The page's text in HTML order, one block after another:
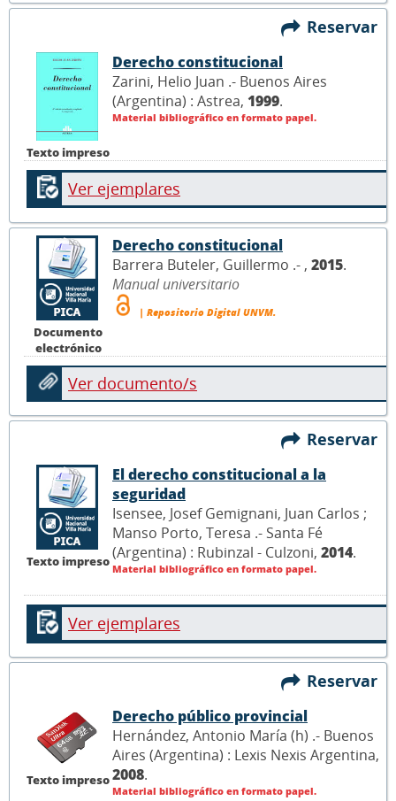
Reservar
Texto impreso
Derecho constitucional
Zarini, Helio Juan .- Buenos Aires
(Argentina) : Astrea, 1999.
Material bibliográfico en formato papel.
Ver ejemplares
Documento
electrónico
Derecho constitucional
Barrera Buteler, Guillermo .- , 2015.
Manual universitario
| Repositorio Digital UNVM.
Ver documento/s
Reservar
Texto impreso
El derecho constitucional a la
seguridad
Isensee, Josef Gemignani, Juan Carlos ;
Manso Porto, Teresa .- Santa Fé
(Argentina) : Rubinzal - Culzoni, 2014.
Material bibliográfico en formato papel.
Ver ejemplares
Reservar
Texto impreso
Derecho público provincial
Hernández, Antonio María (h) .- Buenos
Aires (Argentina) : Lexis Nexis Argentina,
2008.
Material bibliográfico en formato papel.